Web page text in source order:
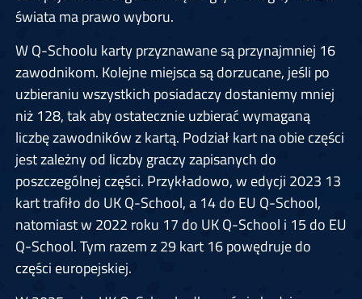
świata ma prawo wyboru.
W Q-Schoolu karty przyznawane są przynajmniej 16
zawodnikom. Kolejne miejsca są dorzucane, jeśli po
uzbieraniu wszystkich posiadaczy dostaniemy mniej
niż 128, tak aby ostatecznie uzbierać wymaganą
liczbę zawodników z kartą. Podział kart na obie części
jest zależny od liczby graczy zapisanych do
poszczególnej części. Przykładowo, w edycji 2023 13
kart trafiło do UK Q-School, a 14 do EU Q-School,
natomiast w 2022 roku 17 do UK Q-School i 15 do EU
Q-School. Tym razem z 29 kart 16 powędruje do
części europejskiej.